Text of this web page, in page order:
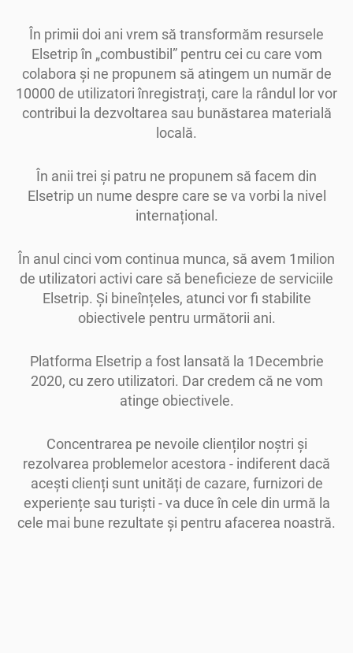
În primii doi ani vrem să transformăm resursele
Elsetrip în „combustibil” pentru cei cu care vom
colabora și ne propunem să atingem un număr de
10000 de utilizatori înregistrați, care la rândul lor vor
contribui la dezvoltarea sau bunăstarea materială
locală.
În anii trei și patru ne propunem să facem din
Elsetrip un nume despre care se va vorbi la nivel
internațional.
În anul cinci vom continua munca, să avem 1milion
de utilizatori activi care să beneficieze de serviciile
Elsetrip. Și bineînțeles, atunci vor fi stabilite
obiectivele pentru următorii ani.
Platforma Elsetrip a fost lansată la 1Decembrie
2020, cu zero utilizatori. Dar credem că ne vom
atinge obiectivele.
Concentrarea pe nevoile clienților noștri și
rezolvarea problemelor acestora - indiferent dacă
acești clienți sunt unități de cazare, furnizori de
experiențe sau turiști - va duce în cele din urmă la
cele mai bune rezultate și pentru afacerea noastră.